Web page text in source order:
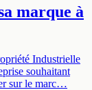
marque à
Industrielle
souhaitant
sur le marc…